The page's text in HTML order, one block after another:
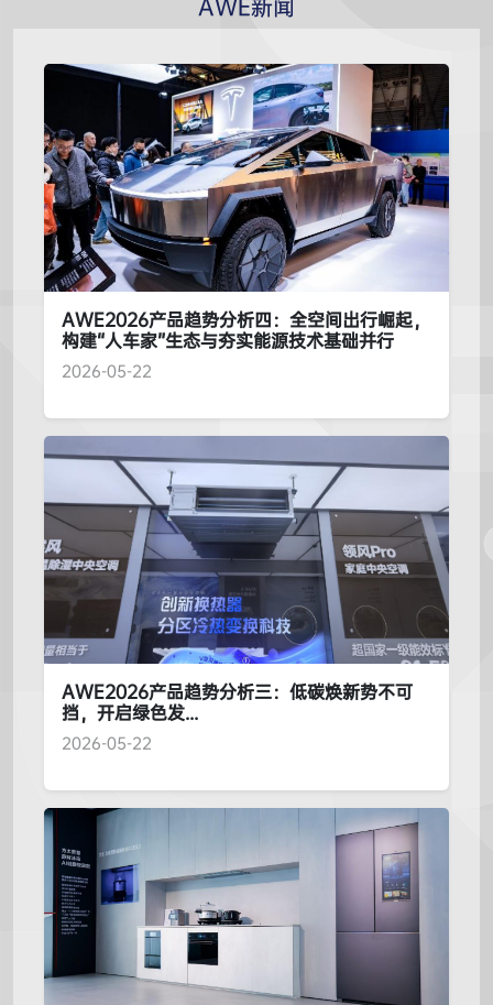
AWE新闻
AWE2026产品趋势分析四：全空间出行崛起，
构建“人车家”生态与夯实能源技术基础并行
2026-05-22
AWE2026产品趋势分析三：低碳焕新势不可
挡，开启绿色发...
2026-05-22